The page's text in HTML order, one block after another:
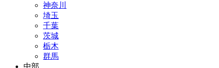
神奈川
埼玉
千葉
茨城
栃木
群馬
中部